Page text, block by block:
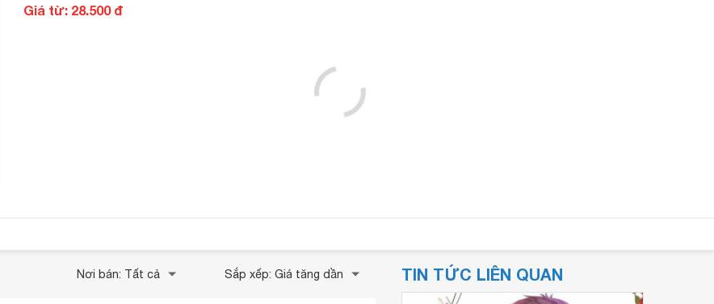
Giá từ: 28.500 đ
Nơi bán: Tất cả Sắp xếp: Giá tăng dần TIN TỨC LIÊN QUAN